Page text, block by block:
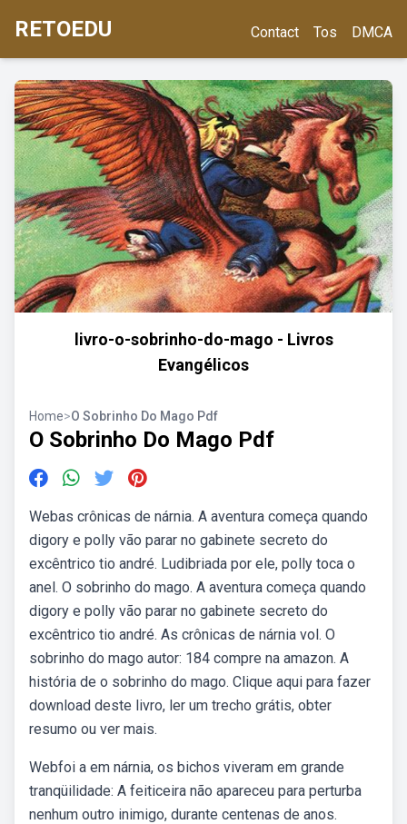
RETOEDU Contact Tos DMCA
livro-o-sobrinho-do-mago - Livros
Evangélicos
Home>O Sobrinho Do Mago Pdf
O Sobrinho Do Mago Pdf
Webas crônicas de nárnia. A aventura começa quando
digory e polly vão parar no gabinete secreto do
excêntrico tio andré. Ludibriada por ele, polly toca o
anel. O sobrinho do mago. A aventura começa quando
digory e polly vão parar no gabinete secreto do
excêntrico tio andré. As crônicas de nárnia vol. O
sobrinho do mago autor: 184 compre na amazon. A
história de o sobrinho do mago. Clique aqui para fazer
download deste livro, ler um trecho grátis, obter
resumo ou ver mais.
Webfoi a em nárnia, os bichos viveram em grande
tranqüilidade: A feiticeira não apareceu para perturba
nenhum outro inimigo, durante centenas de anos.